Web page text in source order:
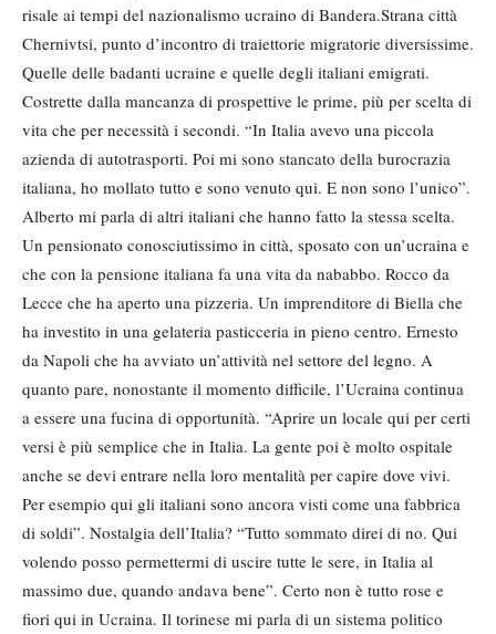
risale ai tempi del nazionalismo ucraino di Bandera.Strana città
Chernivtsi, punto d’incontro di traiettorie migratorie diversissime.
Quelle delle badanti ucraine e quelle degli italiani emigrati.
Costrette dalla mancanza di prospettive le prime, più per scelta di
vita che per necessità i secondi. “In Italia avevo una piccola
azienda di autotrasporti. Poi mi sono stancato della burocrazia
italiana, ho mollato tutto e sono venuto qui. E non sono l’unico”.
Alberto mi parla di altri italiani che hanno fatto la stessa scelta.
Un pensionato conosciutissimo in città, sposato con un’ucraina e
che con la pensione italiana fa una vita da nababbo. Rocco da
Lecce che ha aperto una pizzeria. Un imprenditore di Biella che
ha investito in una gelateria pasticceria in pieno centro. Ernesto
da Napoli che ha avviato un’attività nel settore del legno. A
quanto pare, nonostante il momento difficile, l’Ucraina continua
a essere una fucina di opportunità. “Aprire un locale qui per certi
versi è più semplice che in Italia. La gente poi è molto ospitale
anche se devi entrare nella loro mentalità per capire dove vivi.
Per esempio qui gli italiani sono ancora visti come una fabbrica
di soldi”. Nostalgia dell’Italia? “Tutto sommato direi di no. Qui
volendo posso permettermi di uscire tutte le sere, in Italia al
massimo due, quando andava bene”. Certo non è tutto rose e
fiori qui in Ucraina. Il torinese mi parla di un sistema politico